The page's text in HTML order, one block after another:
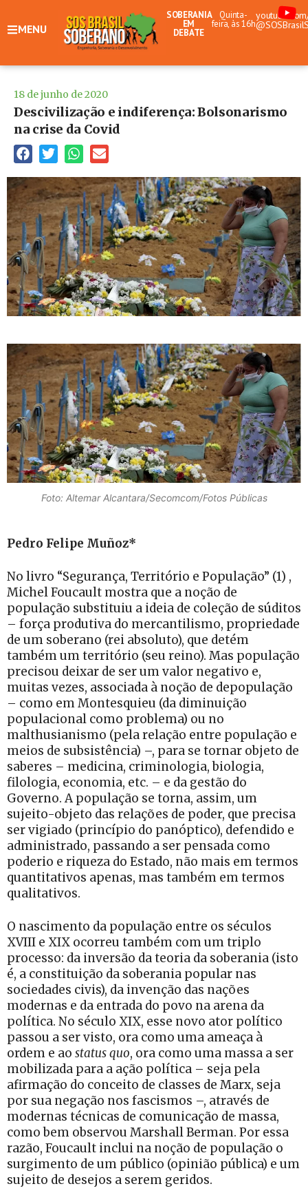
MENU
SOBERANIA
EM
DEBATE
Quinta-
feira, às 16h
18 de junho de 2020
Descivilização e indiferença: Bolsonarismo
na crise da Covid
Foto: Altemar Alcantara/Secomcom/Fotos Públicas
Pedro Felipe Muñoz*
No livro “Segurança, Território e População” (1) ,
Michel Foucault mostra que a noção de
população substituiu a ideia de coleção de súditos
– força produtiva do mercantilismo, propriedade
de um soberano (rei absoluto), que detém
também um território (seu reino). Mas população
precisou deixar de ser um valor negativo e,
muitas vezes, associada à noção de depopulação
– como em Montesquieu (da diminuição
populacional como problema) ou no
malthusianismo (pela relação entre população e
meios de subsistência) –, para se tornar objeto de
saberes – medicina, criminologia, biologia,
filologia, economia, etc. – e da gestão do
Governo. A população se torna, assim, um
sujeito-objeto das relações de poder, que precisa
ser vigiado (princípio do panóptico), defendido e
administrado, passando a ser pensada como
poderio e riqueza do Estado, não mais em termos
quantitativos apenas, mas também em termos
qualitativos.
O nascimento da população entre os séculos
XVIII e XIX ocorreu também com um triplo
processo: da inversão da teoria da soberania (isto
é, a constituição da soberania popular nas
sociedades civis), da invenção das nações
modernas e da entrada do povo na arena da
política. No século XIX, esse novo ator político
passou a ser visto, ora como uma ameaça à
ordem e ao status quo, ora como uma massa a ser
mobilizada para a ação política – seja pela
afirmação do conceito de classes de Marx, seja
por sua negação nos fascismos –, através de
modernas técnicas de comunicação de massa,
como bem observou Marshall Berman. Por essa
razão, Foucault inclui na noção de população o
surgimento de um público (opinião pública) e um
sujeito de desejos a serem geridos.